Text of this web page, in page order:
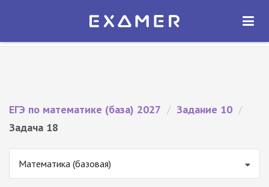
Экзамер — ЕГЭ 2027
ОТКРЫТЬ
ЕГЭ по математике (база) 2027 / Задание 10 /
Задача 18
Математика (базовая)